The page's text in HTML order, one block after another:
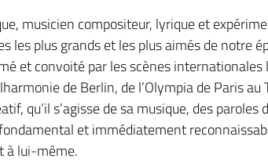
musicien compositeur, lyrique et
les plus grands et les plus aimés de notre
et convoité par les scènes
de Berlin, de l’Olympia de Paris
qu’il s’agisse de sa musique, des
et immédiatement
à lui-même.